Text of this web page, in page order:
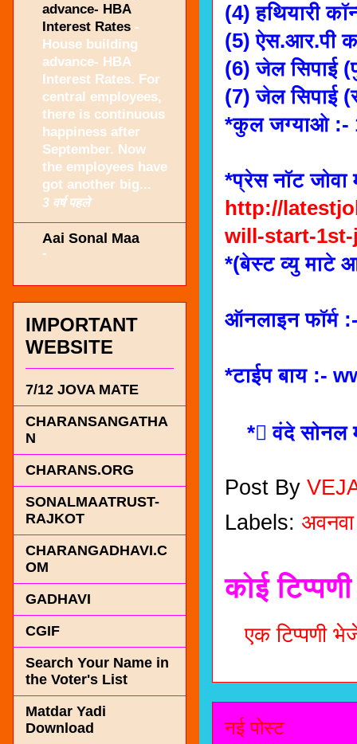
(4) हथियारी
(5) ऐस.आर.पी
(6) जेल सिपाई
(7) जेल सिपाई
*कुल जग्याओ :-
*प्रेस नॉट जोवा
http://
will-start-
*(बेस्ट व्यु माटे
ऑनलाइन फॉर्म
*टाईप बाय :-
* वंदे सोनल
Post By
Labels:
कोई
एक टिप्पणी
नई पोस्ट
advance- HBA
Interest Rates -
House building
advance- HBA
Interest Rates. For
central employees,
there is continuous
happiness after
September. Now
the employees have
got another big...
3 वर्ष पहले
Aai Sonal Maa
-
IMPORTANT
WEBSITE
7/12 JOVA MATE
CHARANSANGATHA
N
CHARANS.ORG
SONALMAATRUST-
RAJKOT
CHARANGADHAVI.C
OM
GADHAVI
CGIF
Search Your Name in
the Voter's List
Matdar Yadi
Download